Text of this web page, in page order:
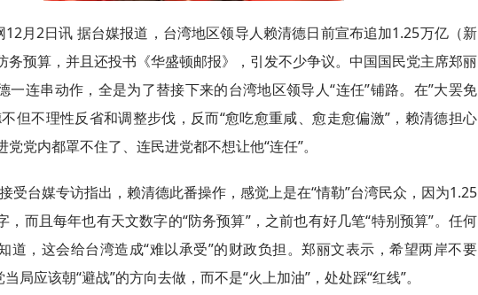
12月2日讯 据台媒报道，台湾地区领导人赖清德日前宣布追加1.25万亿（新
务预算，并且还投书《华盛顿邮报》，引发不少争议。中国国民党主席郑丽
一连串动作，全是为了替接下来的台湾地区领导人“连任”铺路。在”大罢免
但不理性反省和调整步伐，反而“愈吃愈重咸、愈走愈偏激”，赖清德担心
党党内都罩不住了、连民进党都不想让他“连任”。
受台媒专访指出，赖清德此番操作，感觉上是在“情勒”台湾民众，因为1.25
，而且每年也有天文数字的“防务预算”，之前也有好几笔“特别预算”。任何
道，这会给台湾造成“难以承受”的财政负担。郑丽文表示，希望两岸不要
局应该朝“避战”的方向去做，而不是“火上加油”，处处踩“红线”。